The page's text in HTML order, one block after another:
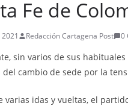
Fe de
Redacción Cartagena Post 0
sin varios de sus
del cambio de sede por la
varias idas y vueltas, el